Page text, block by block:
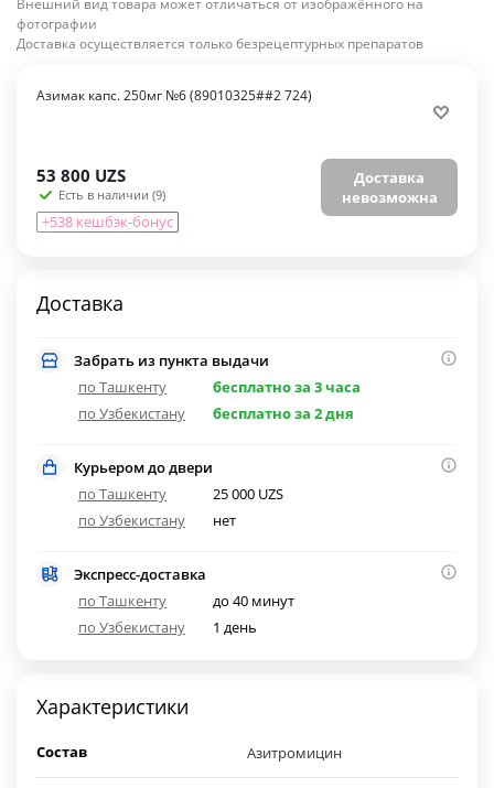
Внешний вид товара может отличаться от изображённого на
фотографии
Доставка осуществляется только безрецептурных препаратов
Азимак капс. 250мг №6 (89010325##2 724)
53 800 UZS
Есть в наличии (9)
+538 кешбэк-бонус
Доставка
невозможна
Доставка
Забрать из пункта выдачи
по Ташкенту
бесплатно за 3 часа
по Узбекистану
бесплатно за 2 дня
Курьером до двери
по Ташкенту
25 000 UZS
по Узбекистану
нет
Экспресс-доставка
по Ташкенту
до 40 минут
по Узбекистану
1 день
Характеристики
Состав Азитромицин